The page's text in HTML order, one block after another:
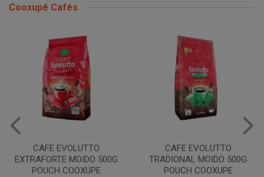
Cooxupé Cafés
CAFE EVOLUTTO
EXTRAFORTE MOIDO 500G
POUCH COOXUPE
CAFE EVOLUTTO
TRADIONAL MOIDO 500G
POUCH COOXUPE